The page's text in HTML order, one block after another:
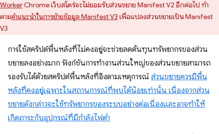
WorkerChrome เว็บสโตร์จะไม่ยอมรับส่วนขยาย Manifest V2 อีกต่อไป ทำ
ตามคำแนะนำในการย้ายข้อมูล Manifest V3 เพื่อแปลงส่วนขยายเป็น Manifest
V3
การใช้สคริปต์พื้นหลังที่ไม่คงอยู่จะช่วยลดต้นทุนทรัพยากรของส่วน
ขยายลงอย่างมาก ฟังก์ชันการทำงานส่วนใหญ่ของส่วนขยายสามารถ
รองรับได้ด้วยสคริปต์พื้นหลังที่อิงตามเหตุการณ์ ส่วนขยายควรมีพื้น
หลังที่คงอยู่เฉพาะในสถานการณ์ที่พบได้น้อยเท่านั้น เนื่องจากส่วน
ขยายดังกล่าวจะใช้ทรัพยากรของระบบอย่างต่อเนื่องและอาจทำให้
เกิดภาระกับอุปกรณ์ที่มีกำลังไฟต่ำ